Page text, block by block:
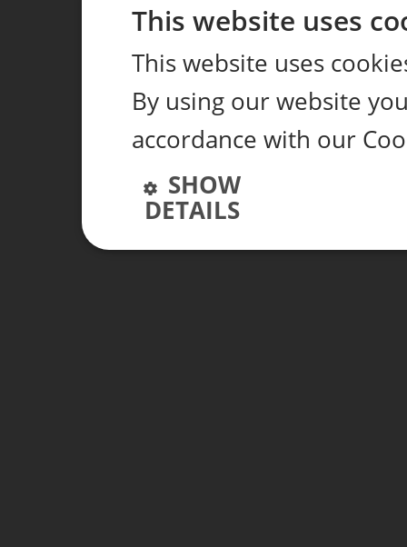
This website uses
This website uses
By using our website
accordance with our
SHOW
DETAILS